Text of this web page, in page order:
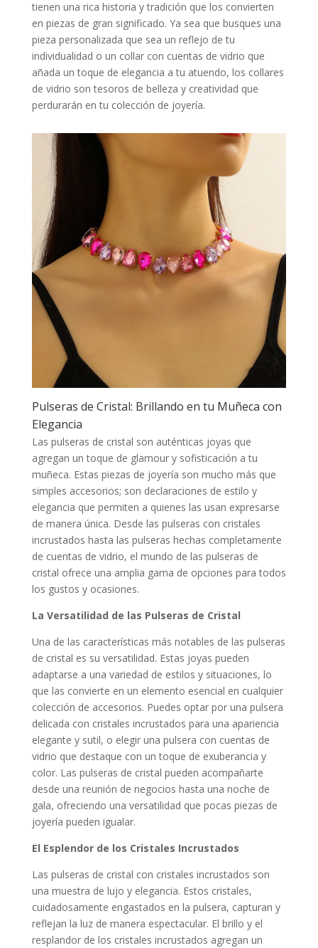
tienen una rica historia y tradición que los convierten
en piezas de gran significado. Ya sea que busques una
pieza personalizada que sea un reflejo de tu
individualidad o un collar con cuentas de vidrio que
añada un toque de elegancia a tu atuendo, los collares
de vidrio son tesoros de belleza y creatividad que
perdurarán en tu colección de joyería.
Pulseras de Cristal: Brillando en tu Muñeca con
Elegancia
Las pulseras de cristal son auténticas joyas que
agregan un toque de glamour y sofisticación a tu
muñeca. Estas piezas de joyería son mucho más que
simples accesorios; son declaraciones de estilo y
elegancia que permiten a quienes las usan expresarse
de manera única. Desde las pulseras con cristales
incrustados hasta las pulseras hechas completamente
de cuentas de vidrio, el mundo de las pulseras de
cristal ofrece una amplia gama de opciones para todos
los gustos y ocasiones.
La Versatilidad de las Pulseras de Cristal
Una de las características más notables de las pulseras
de cristal es su versatilidad. Estas joyas pueden
adaptarse a una variedad de estilos y situaciones, lo
que las convierte en un elemento esencial en cualquier
colección de accesorios. Puedes optar por una pulsera
delicada con cristales incrustados para una apariencia
elegante y sutil, o elegir una pulsera con cuentas de
vidrio que destaque con un toque de exuberancia y
color. Las pulseras de cristal pueden acompañarte
desde una reunión de negocios hasta una noche de
gala, ofreciendo una versatilidad que pocas piezas de
joyería pueden igualar.
El Esplendor de los Cristales Incrustados
Las pulseras de cristal con cristales incrustados son
una muestra de lujo y elegancia. Estos cristales,
cuidadosamente engastados en la pulsera, capturan y
reflejan la luz de manera espectacular. El brillo y el
resplandor de los cristales incrustados agregan un